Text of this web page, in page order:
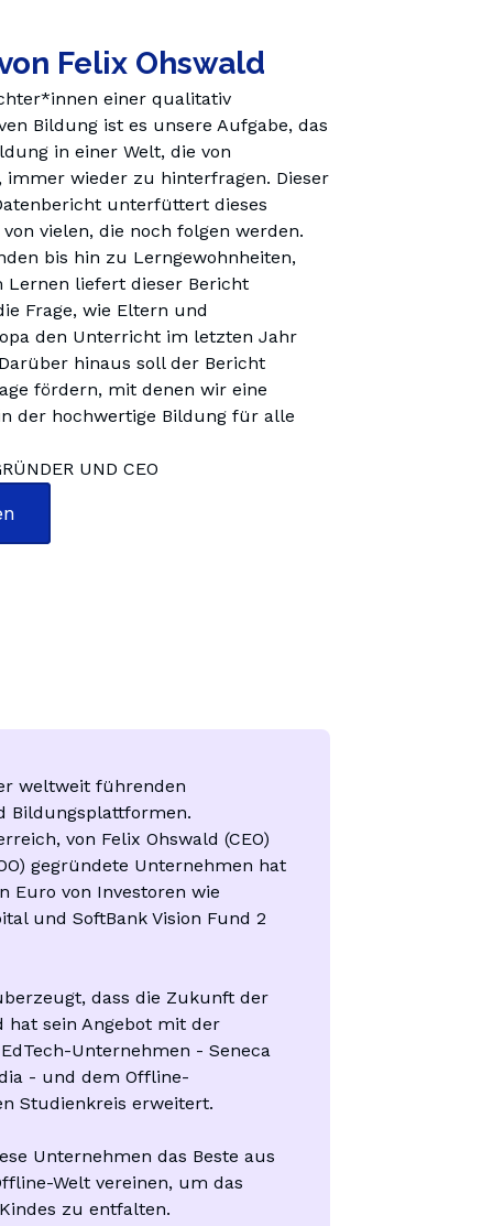
Felix Ohswald
einer qualitativ
Bildung ist es unsere Aufgabe, das
in einer Welt, die von
immer wieder zu hinterfragen. Dieser
unterfüttert dieses
vielen, die noch folgen werden.
bis hin zu Lerngewohnheiten,
liefert dieser Bericht
Frage, wie Eltern und
den Unterricht im letzten Jahr
hinaus soll der Bericht
fördern, mit denen wir eine
der hochwertige Bildung für alle
UND CEO
weltweit führenden
Bildungsplattformen.
von Felix Ohswald (CEO)
gegründete Unternehmen hat
Euro von Investoren wie
und SoftBank Vision Fund 2
dass die Zukunft der
sein Angebot mit der
Unternehmen - Seneca
- und dem Offline-
Studienkreis erweitert.
Unternehmen das Beste aus
Welt vereinen, um das
zu entfalten.